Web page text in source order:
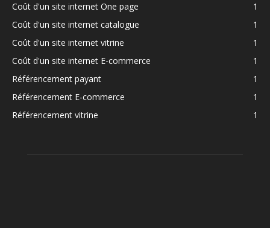
Coût d'un site internet One page
1
Coût d'un site internet catalogue
1
Coût d'un site internet vitrine
1
Coût d'un site internet E-commerce
1
Référencement payant
1
Référencement E-commerce
1
Référencement vitrine
1